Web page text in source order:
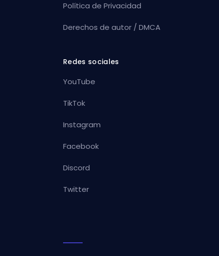
Política de Privacidad
Derechos de autor / DMCA
Redes sociales
YouTube
TikTok
Instagram
Facebook
Discord
Twitter